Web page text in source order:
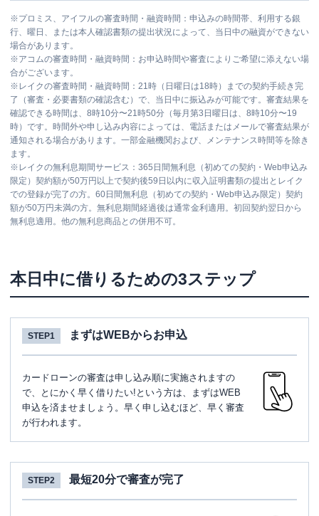
※プロミス、アイフルの審査時間・融資時間：申込みの時間帯、利用する銀
行、曜日、または本人確認書類の提出状況によって、当日中の融資ができない
場合があります。
※アコムの審査時間・融資時間：お申込時間や審査によりご希望に添えない場
合がございます。
※ レイクの審査時間・融資時間：21時（日曜日は18時）までの契約手続き完
了（審査・必要書類の確認含む）で、当日中に振込みが可能です。審査結果を
確認できる時間は、8時10分〜21時50分（毎月第3日曜日は、8時10分〜19
時）です。時間外や申し込み内容によっては、電話またはメールで審査結果が
通知される場合があります。一部金融機関および、メンテナンス時間等を除き
ます。
※ レイクの無利息期間サービス：365日間無利息（初めての契約・Web申込み
限定）契約額が50万円以上で契約後59日以内に収入証明書類の提出とレイク
での登録が完了の方。60日間無利息（初めての契約・Web申込み限定）契約
額が50万円未満の方。無利息期間経過後は通常金利適用。初回契約翌日から
無利息適用。他の無利息商品との併用不可。
本日中に借りるための3ステップ
STEP1 まずはWEBからお申込
カードローンの審査は申し込み順に実施されますの
で、とにかく早く借りたい!という方は、まずはWEB
申込を済ませましょう。早く申し込むほど、早く審査
が行われます。
STEP2 最短20分で審査が完了